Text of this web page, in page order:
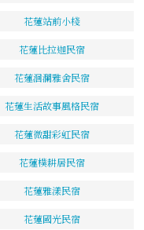
花蓮站前小棧
花蓮比拉迦民宿
花蓮洄瀾雅舍民宿
花蓮生活故事風格民宿
花蓮微甜彩虹民宿
花蓮樸耕居民宿
花蓮雅漾民宿
花蓮國光民宿